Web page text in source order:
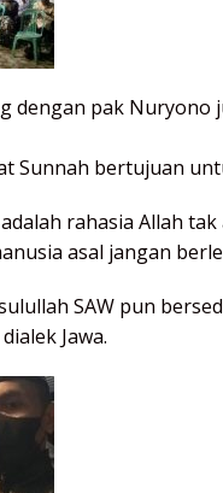
dengan pak
Sunnah bertujuan
rahasia Allah
asal jangan
SAW pun
Jawa.